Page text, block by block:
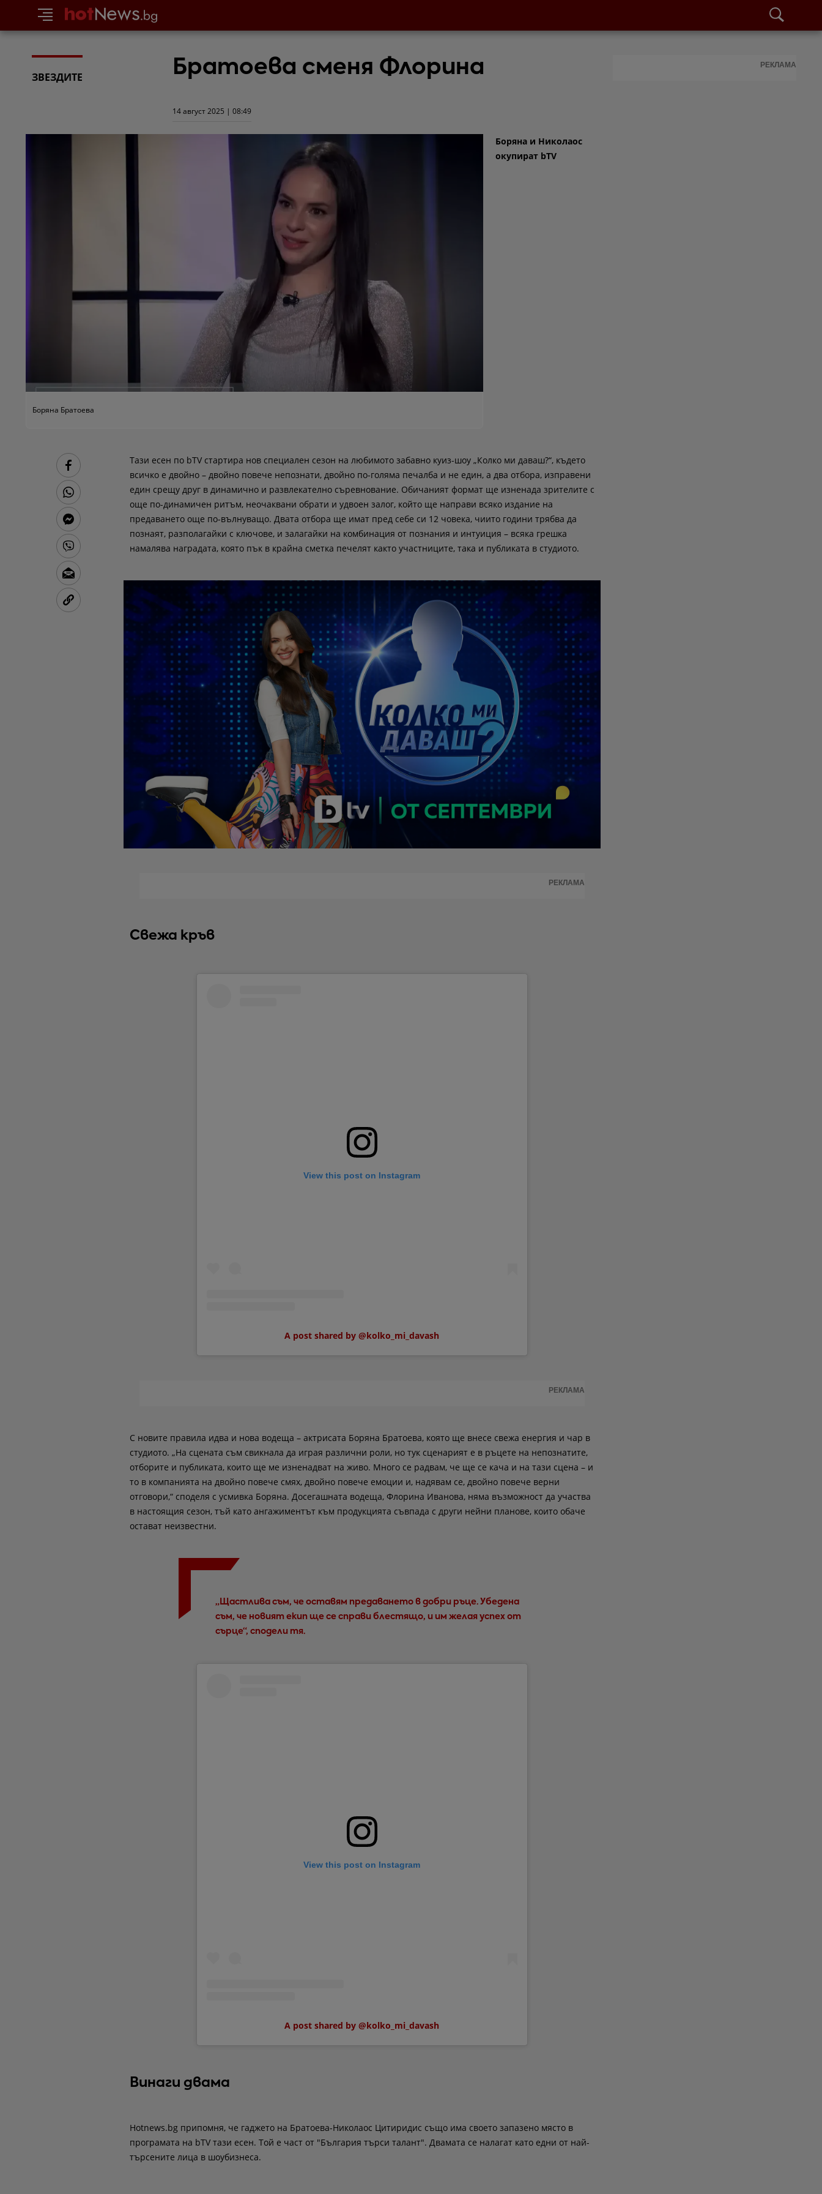
ЗВЕЗДИТЕ Братоева сменя Флорина
14 август 2025 | 08:49
Боряна Братоева
Боряна и Николаос
окупират bTV
Тази есен по bTV стартира нов специален сезон на любимото забавно куиз-шоу „Колко ми даваш?“, където
всичко е двойно – двойно повече непознати, двойно по-голяма печалба и не един, а два отбора, изправени
един срещу друг в динамично и развлекателно съревнование. Обичаният формат ще изненада зрителите с
още по-динамичен ритъм, неочаквани обрати и удвоен залог, който ще направи всяко издание на
предаването още по-вълнуващо. Двата отбора ще имат пред себе си 12 човека, чиито години трябва да
познаят, разполагайки с ключове, и залагайки на комбинация от познания и интуиция – всяка грешка
намалява наградата, която пък в крайна сметка печелят както участниците, така и публиката в студиото.
РЕКЛАМА
Свежа кръв
View this post on Instagram
A post shared by @kolko_mi_davash
РЕКЛАМА
С новите правила идва и нова водеща – актрисата Боряна Братоева, която ще внесе свежа енергия и чар в
студиото. „На сцената съм свикнала да играя различни роли, но тук сценарият е в ръцете на непознатите,
отборите и публиката, които ще ме изненадват на живо. Много се радвам, че ще се кача и на тази сцена – и
то в компанията на двойно повече смях, двойно повече емоции и, надявам се, двойно повече верни
отговори,“ споделя с усмивка Боряна. Досегашната водеща, Флорина Иванова, няма възможност да участва
в настоящия сезон, тъй като ангажиментът към продукцията съвпада с други нейни планове, които обаче
остават неизвестни.
„Щастлива съм, че оставям предаването в добри ръце. Убедена
съм, че новият екип ще се справи блестящо, и им желая успех от
сърце“, сподели тя.
View this post on Instagram
A post shared by @kolko_mi_davash
Винаги двама
Hotnews.bg припомня, че гаджето на Братоева-Николаос Цитиридис също има своето запазено място в
програмата на bTV тази есен. Той е част от "България търси талант". Двамата се налагат като едни от най-
търсените лица в шоубизнеса.
РЕКЛАМА